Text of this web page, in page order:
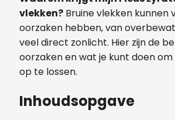
vlekken? Bruine vlekken kunnen
oorzaken hebben, van
veel direct zonlicht. Hier zijn de
oorzaken en wat je kunt doen
op te lossen.
Inhoudsopgave